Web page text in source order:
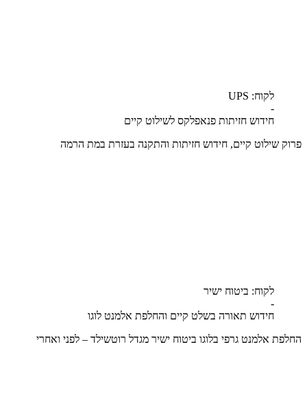
לקוח: UPS
-
חידוש חזיתות פנאפלקס לשילוט קיים
פרוק שילוט קיים, חידוש חזיתות והתקנה בעזרת במת הרמה
לקוח: ביטוח ישיר
-
חידוש תאורה בשלט קיים והחלפת אלמנט לוגו
החלפת אלמנט גרפי בלוגו ביטוח ישיר מגדל רוטשילד – לפני ואחרי